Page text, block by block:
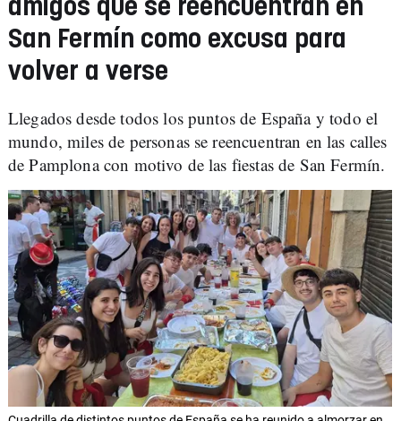
amigos que se reencuentran en
San Fermín como excusa para
volver a verse
Llegados desde todos los puntos de España y todo el
mundo, miles de personas se reencuentran en las calles
de Pamplona con motivo de las fiestas de San Fermín.